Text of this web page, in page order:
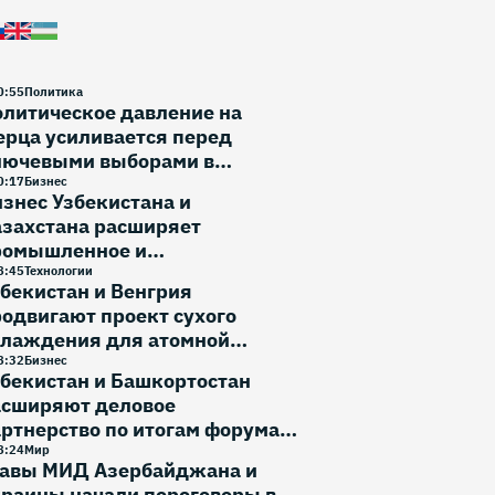
:55Политика
давление на
усиливается перед
выборами в
:17Бизнес
Узбекистана и
расширяет
и
сотрудничество
:45Технологии
и Венгрия
проект сухого
для атомной
:32Бизнес
и Башкортостан
деловое
по итогам форума в
:24Мир
МИД Азербайджана и